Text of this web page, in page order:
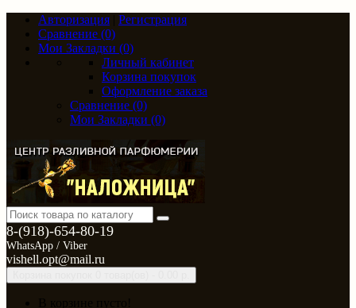
Авторизация
Регистрация
Сравнение (0)
Мои Закладки (0)
Личный кабинет
Корзина покупок
Оформление заказа
Сравнение (0)
Мои Закладки (0)
8-(918)-654-80-19
WhatsApp / Viber
vishell.opt@mail.ru